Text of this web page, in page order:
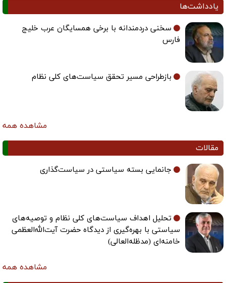
یادداشت‌ها
سخنی دردمندانه با برخی همسایگان عرب خلیج
فارس
بازطراحی مسیر تحقق سیاست‌های کلی نظام
مشاهده همه
مقالات
جانمایی بسته سیاستی در سیاست‌گذاری
تحلیل اهداف سیاست‌های کلی نظام و توصیه‌های
سیاستی با بهره‌گیری از دیدگاه حضرت آیت‌الله‌العظمی
خامنه‌ای (مدظله‌العالی)
مشاهده همه